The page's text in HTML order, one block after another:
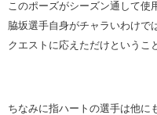
このポーズがシーズン通して使
脇坂選手自身がチャラいわけで
クエストに応えただけという
ちなみに指ハートの選手は他に